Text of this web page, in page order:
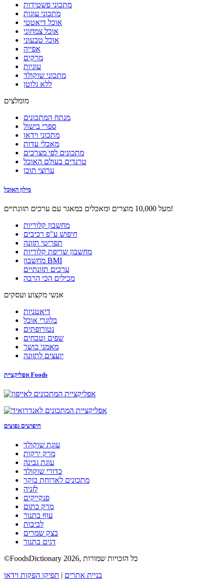
מתכוני פשטידות
מתכוני עוגות
אוכל דיאטטי
אוכל צמחוני
אוכל טבעוני
אפייה
מרקים
עוגיות
מתכוני שוקולד
ללא גלוטן
מומלצים
מנתח המתכונים
ספרי בישול
מתכוני וידאו
מאכלי עדות
מתכונים לפי מצרכים
טרנדים בעולם האוכל
ערוצי תוכן
מילון האוכל
מעל 10,000 מוצרים ומאכלים במאגר עם ערכים תזונתיים!
מחשבון קלוריות
חיפוש ע"פ רכיבים
תפריטי תזונה
מחשבון שריפת קלוריות
מחשבון BMI
ערכים תזונתיים
מכילים הכי הרבה
אנשי מקצוע ועסקים
דיאטניות
בלוגרי אוכל
נטורופתים
שפים וטבחים
מאמני כושר
יועצים לתזונה
אפליקציית Foods
חיפושים נפוצים
עוגת שוקולד
מרק ירקות
עוגת גבינה
כדורי שוקולד
מתכונים לארוחת בוקר
לזניה
פנקייקים
מרק כתום
עוף בתנור
לביבות
בצק שמרים
דגים בתנור
©FoodsDictionary 2026, כל הזכויות שמורות
בניית אתרים | תפיקו הפקות וידאו